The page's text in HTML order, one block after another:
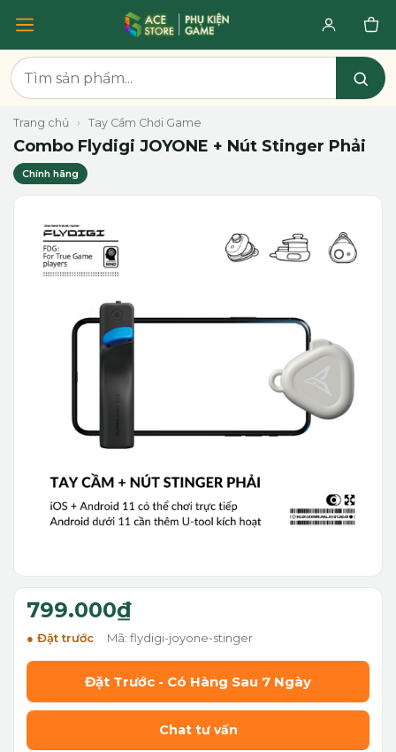
Trang chủ › Tay Cầm Chơi Game
Combo Flydigi JOYONE + Nút Stinger Phải
Chính hãng
799.000₫
Đặt trước Mã: flydigi-joyone-stinger
Đặt Trước - Có Hàng Sau 7 Ngày
Chat tư vấn